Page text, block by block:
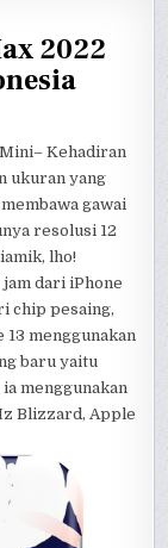
2022
Kehadiran
ukuran yang
gawai
resolusi 12
lho!
jam dari iPhone
chip pesaing,
13 menggunakan
baru yaitu
menggunakan
Blizzard, Apple